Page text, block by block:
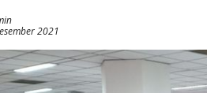
2021